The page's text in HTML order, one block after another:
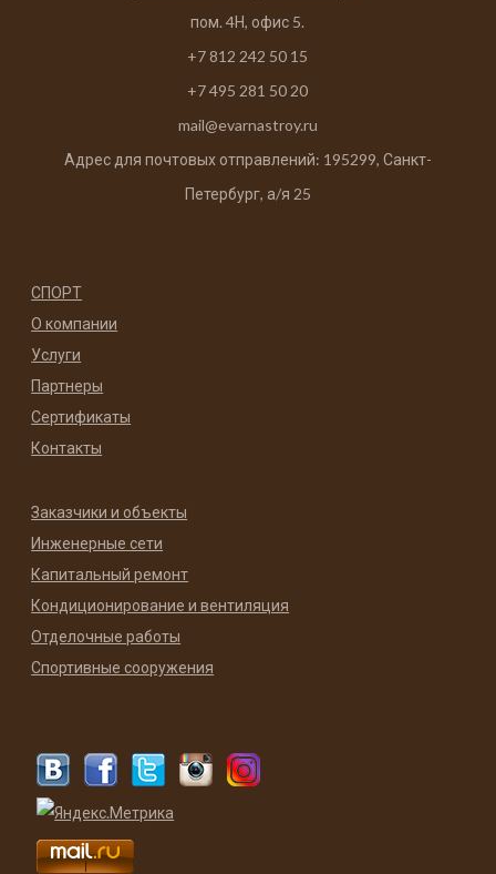
пом. 4Н, офис 5.
+7 812 242 50 15
+7 495 281 50 20
mail@evarnastroy.ru
Адрес для почтовых отправлений: 195299, Санкт-
Петербург, а/я 25
СПОРТ
О компании
Услуги
Партнеры
Сертификаты
Контакты
Заказчики и объекты
Инженерные сети
Капитальный ремонт
Кондиционирование и вентиляция
Отделочные работы
Спортивные сооружения